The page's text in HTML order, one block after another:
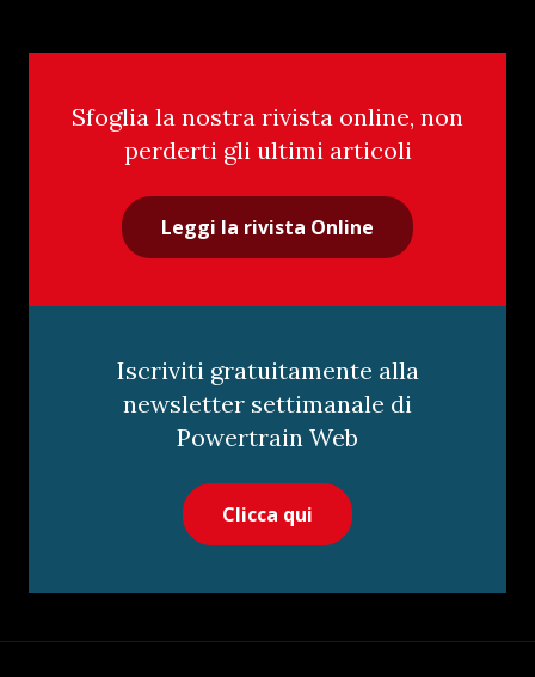
Sfoglia la nostra rivista online, non
perderti gli ultimi articoli
Leggi la rivista Online
Iscriviti gratuitamente alla
newsletter settimanale di
Powertrain Web
Clicca qui